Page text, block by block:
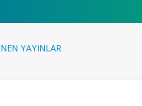
YAYINLAR